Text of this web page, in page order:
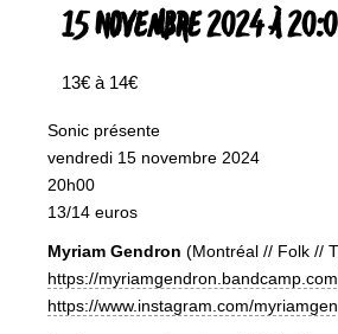
15 NOVEMBRE 2024 À
13€ à 14€
Sonic présente
vendredi 15 novembre 2024
20h00
13/14 euros
Myriam Gendron (Montréal // Folk //
https://
https://www.instagram.com/